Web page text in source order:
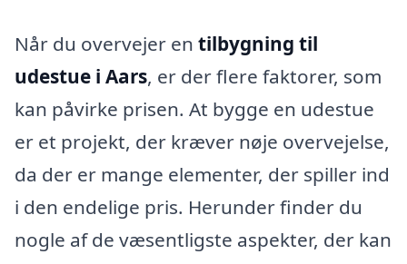
Når du overvejer en tilbygning til
udestue i Aars, er der flere faktorer, som
kan påvirke prisen. At bygge en udestue
er et projekt, der kræver nøje overvejelse,
da der er mange elementer, der spiller ind
i den endelige pris. Herunder finder du
nogle af de væsentligste aspekter, der kan